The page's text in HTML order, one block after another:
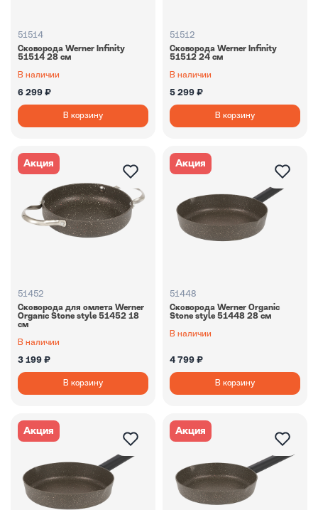
51514
Сковорода Werner Infinity
51514 28 см
В наличии
6 299 ₽
В корзину
51512
Сковорода Werner Infinity
51512 24 см
В наличии
5 299 ₽
В корзину
Акция
51452
Сковорода для омлета Werner
Organic Stone style 51452 18
см
В наличии
3 199 ₽
В корзину
Акция
51448
Сковорода Werner Organic
Stone style 51448 28 см
В наличии
4 799 ₽
В корзину
Акция Акция